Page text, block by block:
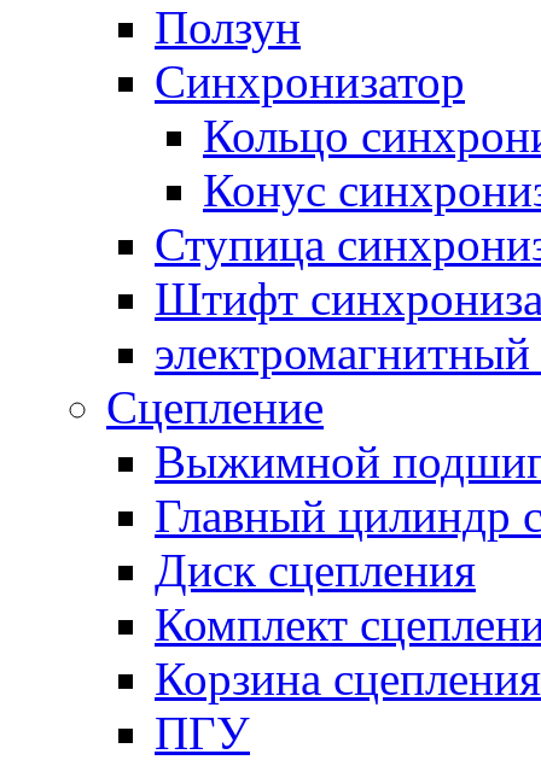
Ползун
Синхронизатор
Кольцо
Конус
Ступица
Штифт
электромагнитный
Сцепление
Выжимной
Главный цилиндр
Диск сцепления
Комплект
Корзина сцепления
ПГУ